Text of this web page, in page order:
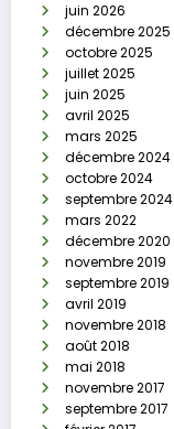
juin 2026
décembre 2025
octobre 2025
juillet 2025
juin 2025
avril 2025
mars 2025
décembre 2024
octobre 2024
septembre 2024
mars 2022
décembre 2020
novembre 2019
septembre 2019
avril 2019
novembre 2018
août 2018
mai 2018
novembre 2017
septembre 2017